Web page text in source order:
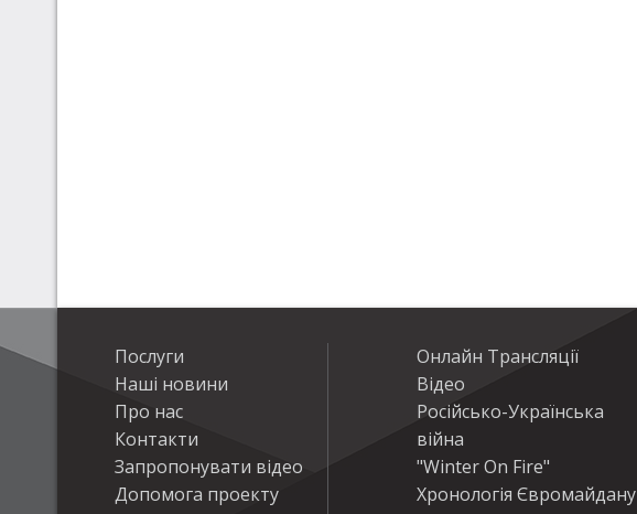
Послуги
Наші новини
Про нас
Контакти
Запропонувати відео
Допомога проекту
Онлайн Трансляції
Відео
Російсько-Українська
війна
"Winter On Fire"
Хронологія Євромайдану